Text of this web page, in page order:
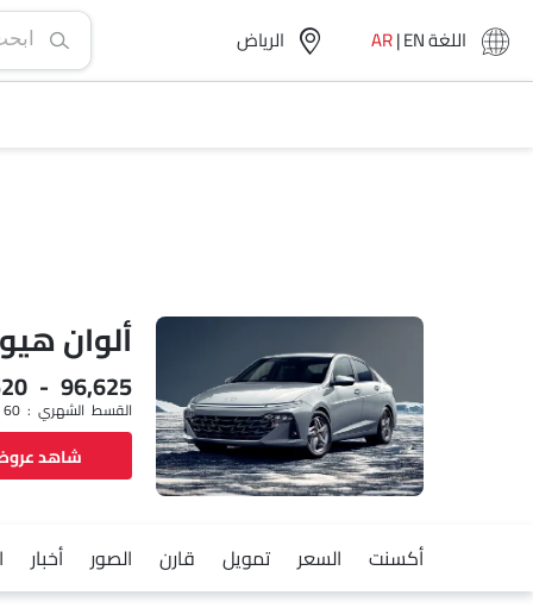
الرياض‎ اللغةEN
|
AR
ألوان
- 96,625
القسط الشهري : SAR 1,075 x 60
شاهد
أكسنت السعر تمويل قارن الصور أخبار